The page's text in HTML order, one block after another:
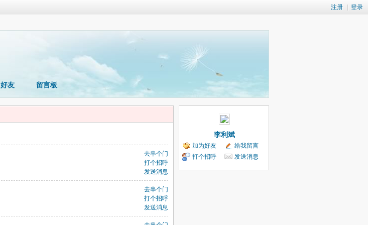
注册 登录
好友 留言板
去串个门
打个招呼
发送消息
去串个门
打个招呼
发送消息
李利斌
加为好友
给我留言
打个招呼
发送消息